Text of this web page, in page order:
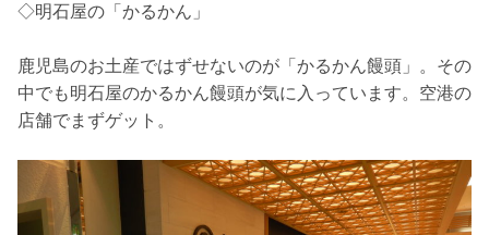
◇明石屋の「かるかん」
鹿児島のお土産ではずせないのが「かるかん饅頭」。その
中でも明石屋のかるかん饅頭が気に入っています。空港の
店舗でまずゲット。